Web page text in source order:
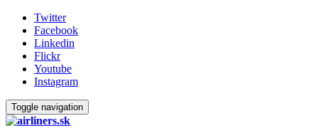
Twitter
Facebook
Linkedin
Flickr
Youtube
Instagram
Toggle navigation